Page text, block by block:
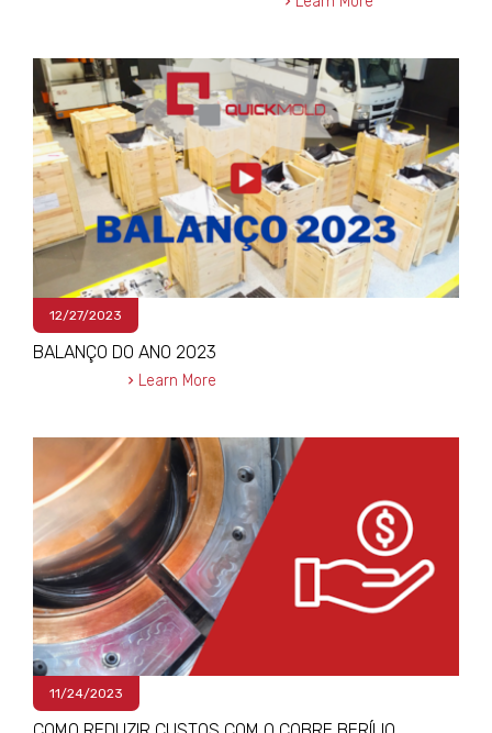
12/27/2023
BALANÇO DO ANO 2023
Learn More
11/24/2023